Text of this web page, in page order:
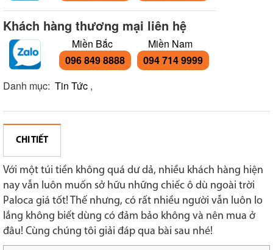
Khách hàng thương mại liên hệ
Miền Bắc
096 849 8888
Miền Nam
094 714 9999
Danh mục: Tin Tức ,
CHI TIẾT
Với một túi tiền không quá dư dả, nhiều khách hàng hiện
nay vẫn luôn muốn sở hữu những chiếc ô dù ngoài trời
Paloca giá tốt! Thế nhưng, có rất nhiều người vẫn luôn lo
lắng không biết dùng có đảm bảo không và nên mua ở
đâu! Cùng chúng tôi giải đáp qua bài sau nhé!